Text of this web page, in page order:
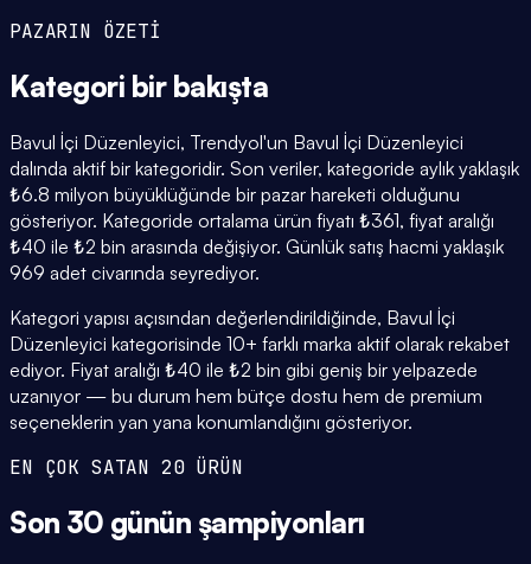
PAZARIN ÖZETİ
Kategori bir bakışta
Bavul İçi Düzenleyici, Trendyol'un Bavul İçi Düzenleyici
dalında aktif bir kategoridir. Son veriler, kategoride aylık yaklaşık
₺6.8 milyon büyüklüğünde bir pazar hareketi olduğunu
gösteriyor. Kategoride ortalama ürün fiyatı ₺361, fiyat aralığı
₺40 ile ₺2 bin arasında değişiyor. Günlük satış hacmi yaklaşık
969 adet civarında seyrediyor.
Kategori yapısı açısından değerlendirildiğinde, Bavul İçi
Düzenleyici kategorisinde 10+ farklı marka aktif olarak rekabet
ediyor. Fiyat aralığı ₺40 ile ₺2 bin gibi geniş bir yelpazede
uzanıyor — bu durum hem bütçe dostu hem de premium
seçeneklerin yan yana konumlandığını gösteriyor.
EN ÇOK SATAN 20 ÜRÜN
Son 30 günün şampiyonları